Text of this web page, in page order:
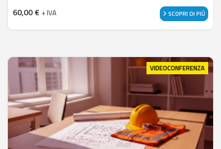
60,00 € + IVA SCOPRI DI PIÙ
VIDEOCONFERENZA